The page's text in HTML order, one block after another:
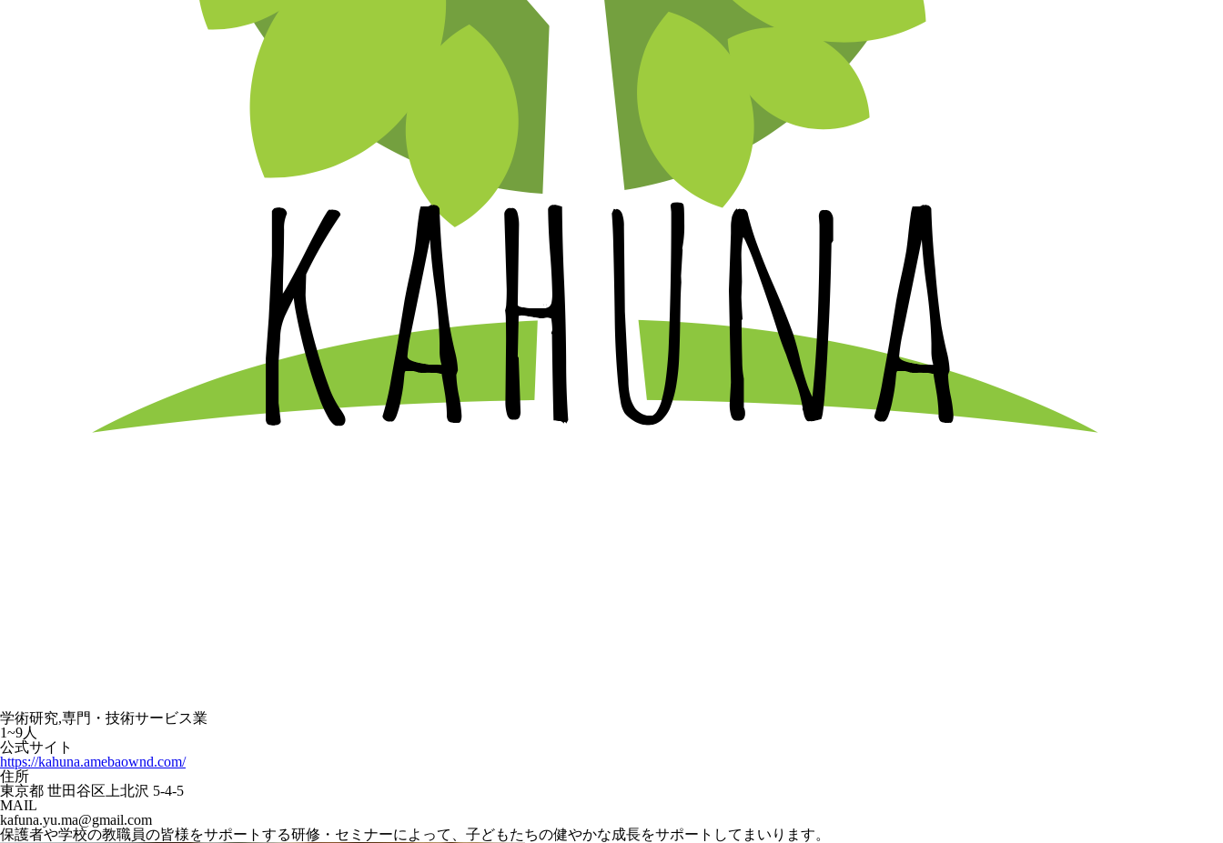
学術研究,専門・技術サービス業
1~9人
公式サイト
https://kahuna.amebaownd.com/
住所
東京都 世田谷区上北沢 5-4-5
MAIL
kafuna.yu.ma@gmail.com
保護者や学校の教職員の皆様をサポートする研修・セミナーによって、子どもたちの健やかな成長をサポートしてまいります。